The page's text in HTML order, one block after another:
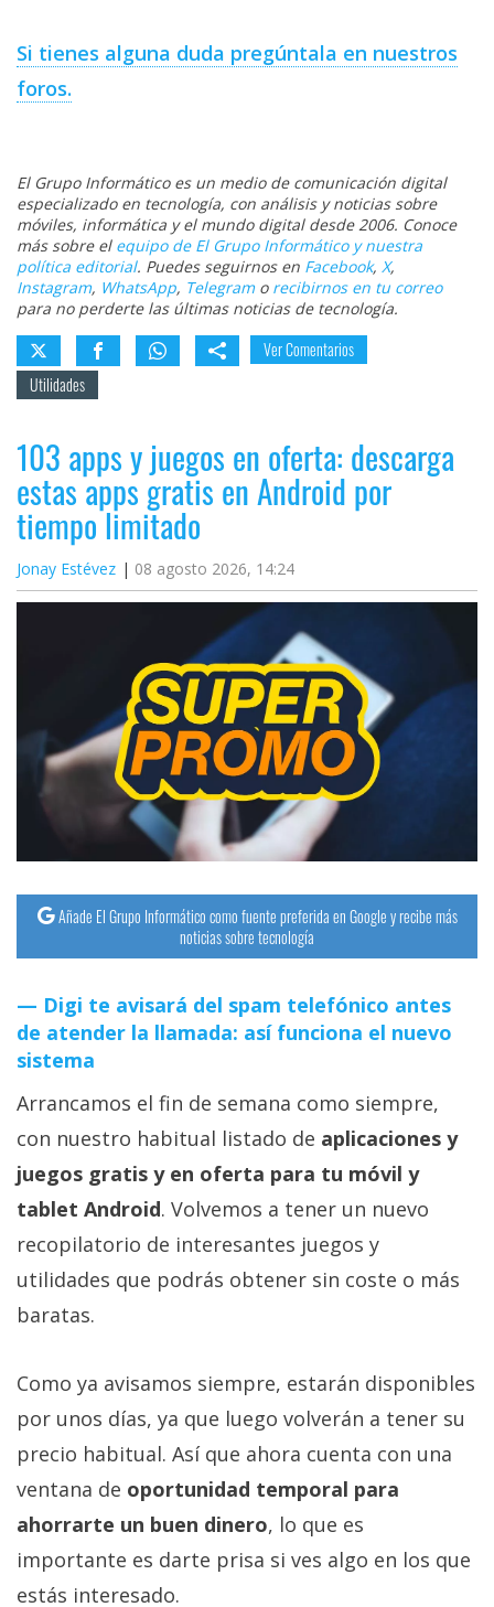
comparativas,
trucos y
tutoriales.
2026.Algunos
derechos
reservados.
Si tienes alguna duda pregúntala en nuestros
foros.
El Grupo Informático es un medio de comunicación digital
especializado en tecnología, con análisis y noticias sobre
móviles, informática y el mundo digital desde 2006. Conoce
más sobre el equipo de El Grupo Informático y nuestra
política editorial. Puedes seguirnos en Facebook, X,
Instagram, WhatsApp, Telegramo recibirnos en tu correo
para no perderte las últimas noticias de tecnología.
Ver Comentarios
Utilidades
103 apps y juegos en oferta: descarga
estas apps gratis en Android por
tiempo limitado
Jonay Estévez 08 agosto 2026, 14:24
Añade El Grupo Informático como fuente preferida en Google y recibe más
noticias sobre tecnología
Digi te avisará del spam telefónico antes
de atender la llamada: así funciona el nuevo
sistema
Arrancamos el fin de semana como siempre,
con nuestro habitual listado de aplicaciones y
juegos gratis y en oferta para tu móvil y
tablet Android. Volvemos a tener un nuevo
recopilatorio de interesantes juegos y
utilidades que podrás obtener sin coste o más
baratas.
Como ya avisamos siempre, estarán disponibles
por unos días, ya que luego volverán a tener su
precio habitual. Así que ahora cuenta con una
ventana de oportunidad temporal para
ahorrarte un buen dinero, lo que es
importante es darte prisa si ves algo en los que
estás interesado.